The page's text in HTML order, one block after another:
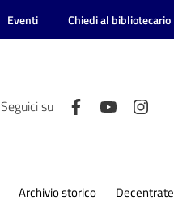
Eventi Chiedi al bibliotecario
Seguici su
Archivio storico Decentrate